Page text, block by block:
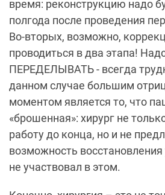
время: реконструкцию надо
полгода после проведения
Во-вторых, возможно,
проводиться в два этапа!
ПЕРЕДЕЛЫВАТЬ - всегда
данном случае большим
моментом является то, что
«брошенная»: хирург не
работу до конца, но и не
возможность восстановления
не участвовал в этом.